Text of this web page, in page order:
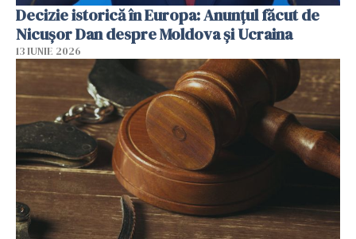
Decizie istorică în Europa: Anunțul făcut de
Nicușor Dan despre Moldova și Ucraina
13 IUNIE 2026